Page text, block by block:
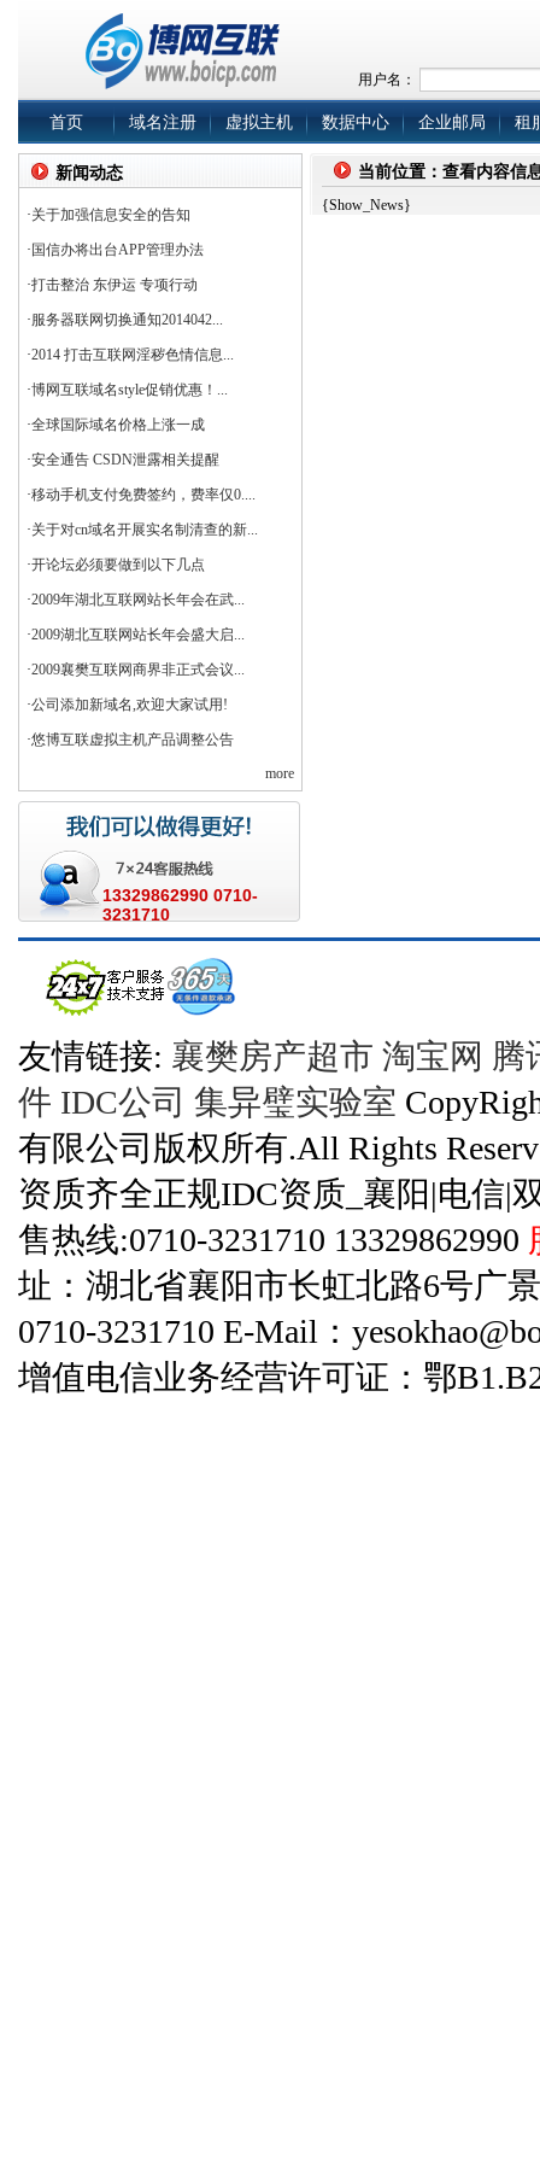
用户名：
首页 域名注册 虚拟主机 数据中心 企业邮局 租
新闻动态
·关于加强信息安全的告知
· 国信办将出台APP管理办法
·打击整治 东伊运 专项行动
·服务器联网切换通知2014042...
·2014 打击互联网淫秽色情信息...
·博网互联域名style促销优惠！...
·全球国际域名价格上涨一成
·安全通告 CSDN泄露相关提醒
·移动手机支付免费签约，费率仅0....
·关于对cn域名开展实名制清查的新...
·开论坛必须要做到以下几点
·2009年湖北互联网站长年会在武...
·2009湖北互联网站长年会盛大启...
·2009襄樊互联网商界非正式会议...
·公司添加新域名,欢迎大家试用!
·悠博互联虚拟主机产品调整公告
more
13329862990 0710-
3231710
当前位置：查看内容信
{Show_News}
友情链接: 襄樊房产超市 淘宝网 腾
件 IDC公司 集异璧实验室
有限公司版权所有.All Rights
资质齐全正规IDC资质_襄阳|电信|
售热线:0710-3231710 13329862990
址：湖北省襄阳市长虹北路6号广
0710-3231710 E-Mail：
增值电信业务经营许可证：鄂